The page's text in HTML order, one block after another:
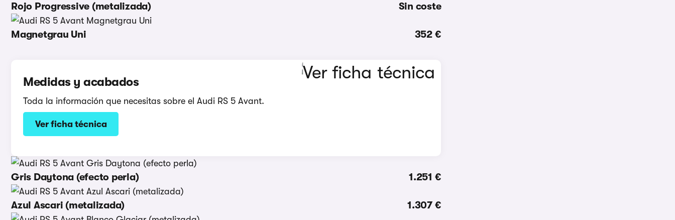
Rojo Progressive (metalizada) Sin coste
Magnetgrau Uni 352 €
Medidas y acabados
Toda la información que necesitas sobre el Audi RS 5 Avant.
Ver ficha técnica
Gris Daytona (efecto perla) 1.251 €
Azul Ascari (metalizada) 1.307 €